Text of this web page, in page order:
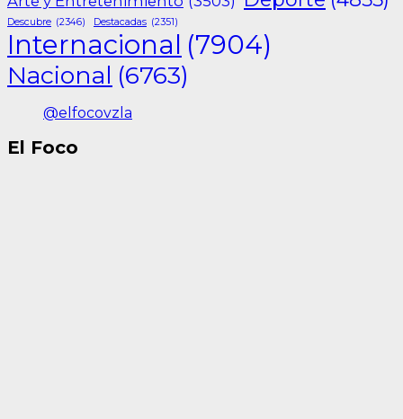
Descubre (2346) Destacadas (2351)
Internacional (7904)
Nacional (6763)
@elfocovzla
El Foco